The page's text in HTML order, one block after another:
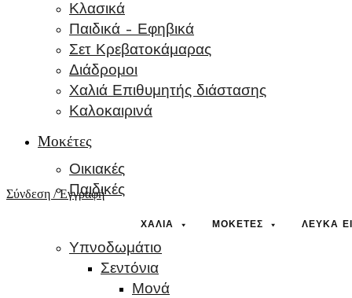
Σύνδεση / Εγγραφή
ΧΑΛΙΆ ΜΟΚΈΤΕΣ ΛΕΥΚΆ
Κλασικά
Παιδικά – Εφηβικά
Σετ Κρεβατοκάμαρας
Διάδρομοι
Χαλιά Επιθυμητής διάστασης
Καλοκαιρινά
Μοκέτες
Οικιακές
Παιδικές
Υπνοδωμάτιο
Σεντόνια
Μονά